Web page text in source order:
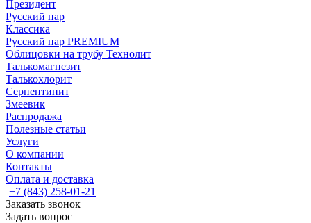
Президент
Русский пар
Классика
Русский пар PREMIUM
Облицовки на трубу Технолит
Талькомагнезит
Талькохлорит
Серпентинит
Змеевик
Распродажа
Полезные статьи
Услуги
О компании
Контакты
Оплата и доставка
+7 (843) 258-01-21
Заказать звонок
Задать вопрос